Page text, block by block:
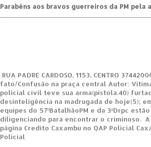
Parabéns aos bravos guerreiros da PM pela
RUA PADRE CARDOSO, 1153, CENTRO
fato/Confusão na praça central Autor:
policial civil teve sua arma(pistola.40)
desinteligência na madrugada de hoje(5);
equipes do 57ºBatalhãoPM e da 3ªDrpc
diligenciando para encontrar o criminoso.
página Credito Caxambu no QAP Policial
Policial